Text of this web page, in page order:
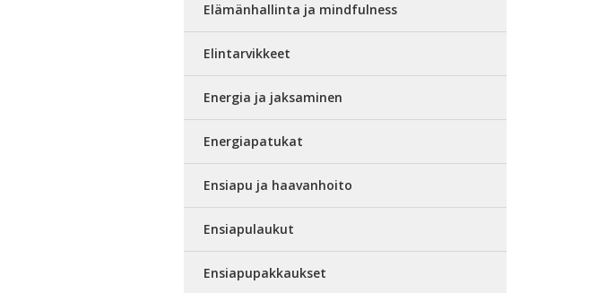
Elämänhallinta ja mindfulness
Elintarvikkeet
Energia ja jaksaminen
Energiapatukat
Ensiapu ja haavanhoito
Ensiapulaukut
Ensiapupakkaukset